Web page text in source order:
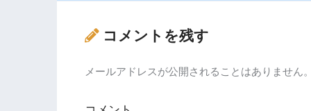
コメントを残す
メールアドレスが公開されることはありません